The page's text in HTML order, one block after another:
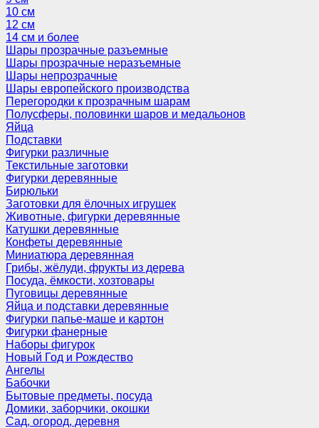
10 см
12 см
14 см и более
Шары прозрачные разъемные
Шары прозрачные неразъемные
Шары непрозрачные
Шары европейского производства
Перегородки к прозрачным шарам
Полусферы, половинки шаров и медальонов
Яйца
Подставки
Фигурки различные
Текстильные заготовки
Фигурки деревянные
Бирюльки
Заготовки для ёлочных игрушек
Животные, фигурки деревянные
Катушки деревянные
Конфеты деревянные
Миниатюра деревянная
Грибы, жёлуди, фрукты из дерева
Посуда, ёмкости, хозтовары
Пуговицы деревянные
Яйца и подставки деревянные
Фигурки папье-маше и картон
Фигурки фанерные
Наборы фигурок
Новый Год и Рождество
Ангелы
Бабочки
Бытовые предметы, посуда
Домики, заборчики, окошки
Сад, огород, деревня